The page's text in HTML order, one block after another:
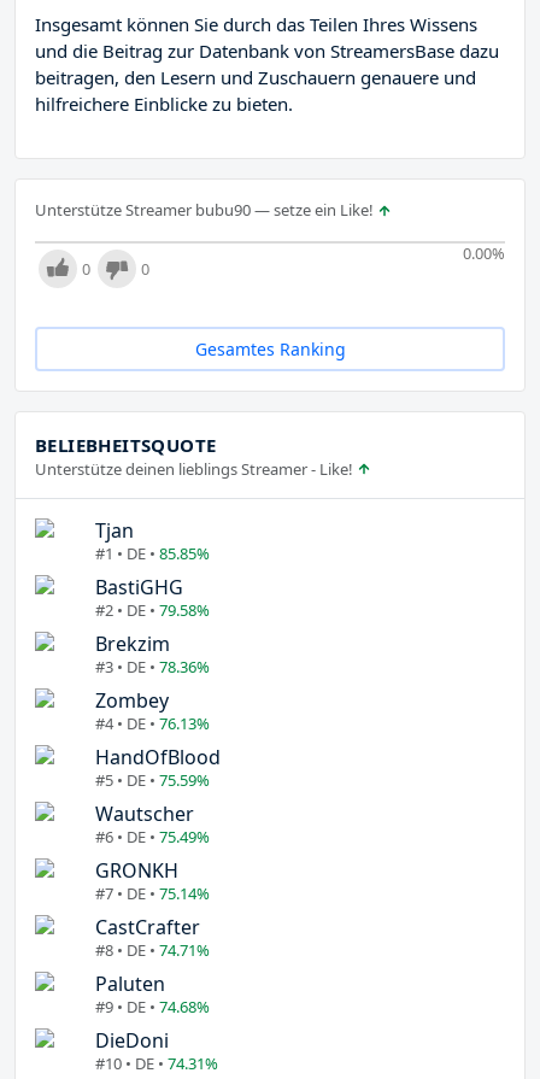
Insgesamt können Sie durch das Teilen Ihres Wissens
und die Beitrag zur Datenbank von StreamersBase dazu
beitragen, den Lesern und Zuschauern genauere und
hilfreichere Einblicke zu bieten.
Unterstütze Streamer bubu90 — setze ein Like!
0.00%
0 0
Gesamtes Ranking
BELIEBHEITSQUOTE
Unterstütze deinen lieblings Streamer - Like!
Tjan
#1 • DE • 85.85%
BastiGHG
#2 • DE • 79.58%
Brekzim
#3 • DE • 78.36%
Zombey
#4 • DE • 76.13%
HandOfBlood
#5 • DE • 75.59%
Wautscher
#6 • DE • 75.49%
GRONKH
#7 • DE • 75.14%
CastCrafter
#8 • DE • 74.71%
Paluten
#9 • DE • 74.68%
DieDoni
#10 • DE • 74.31%